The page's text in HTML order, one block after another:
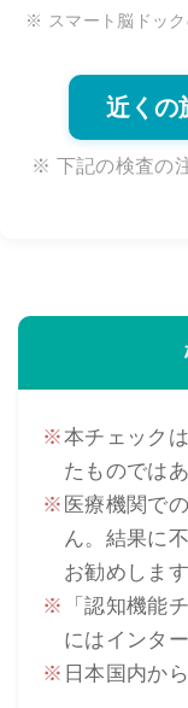
※ スマート脳ドッ
近くの
※ 下記の検査の
本チェック
たものでは
医療機関で
ん。結果に
お勧めします
「認知機能
にはインタ
日本国内か